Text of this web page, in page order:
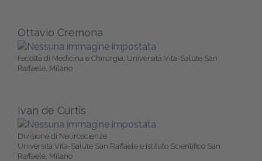
Ottavio Cremona
Facoltà di Medicina e Chirurgia, Università Vita-Salute San
Raffaele, Milano
Ivan de Curtis
Divisione di Neuroscienze
Università Vita-Salute San Raffaele e Istituto Scientifico San
Raffaele, Milano